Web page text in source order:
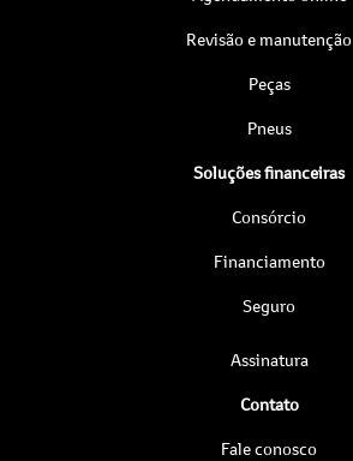
Revisão e manutenção
Peças
Pneus
Soluções financeiras
Consórcio
Financiamento
Seguro
Assinatura
Contato
Fale conosco